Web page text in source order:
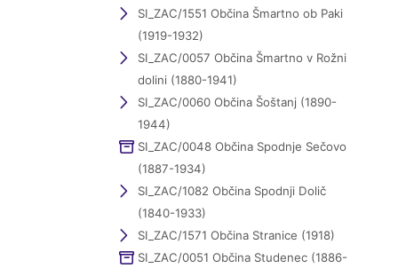
SI_ZAC/1551 Občina Šmartno ob Paki
(1919-1932)
SI_ZAC/0057 Občina Šmartno v Rožni
dolini (1880-1941)
SI_ZAC/0060 Občina Šoštanj (1890-
1944)
SI_ZAC/0048 Občina Spodnje Sečovo
(1887-1934)
SI_ZAC/1082 Občina Spodnji Dolič
(1840-1933)
SI_ZAC/1571 Občina Stranice (1918)
SI_ZAC/0051 Občina Studenec (1886-